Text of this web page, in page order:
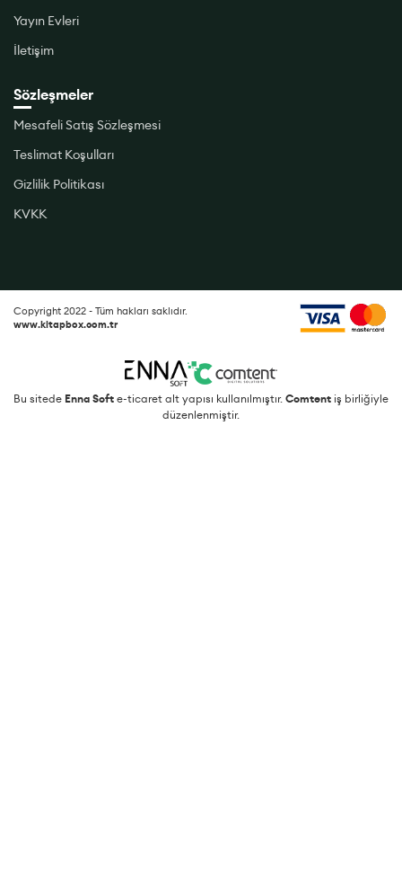
Yayın Evleri
İletişim
Sözleşmeler
Mesafeli Satış Sözleşmesi
Teslimat Koşulları
Gizlilik Politikası
KVKK
Copyright 2022 - Tüm hakları saklıdır.
www.kitapbox.com.tr
Bu sitede Enna Soft e-ticaret alt yapısı kullanılmıştır. Comtent iş birliğiyle
düzenlenmiştir.